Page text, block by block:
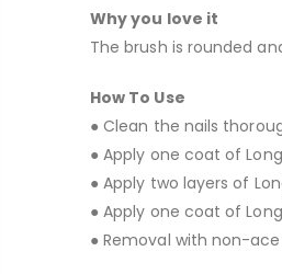
Why you love it
The brush is rounded
How To Use
● Clean the nails
● Apply one coat of
● Apply two layers of
● Apply one coat of
● Removal with non-